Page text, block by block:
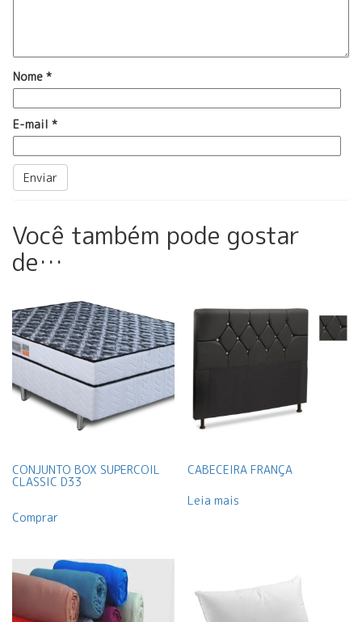
Nome *
E-mail *
Você também pode gostar
de…
CONJUNTO BOX SUPERCOIL
CLASSIC D33
Comprar
CABECEIRA FRANÇA
Leia mais